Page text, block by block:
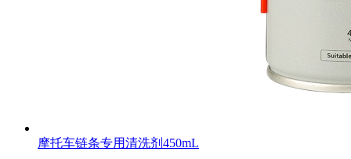
摩托车链条专用清洗剂450mL